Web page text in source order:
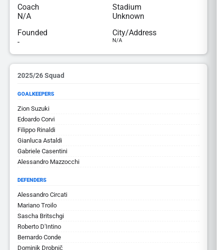
Coach
N/A
Stadium
Unknown
Founded
-
City/Address
N/A
2025/26 Squad
GOALKEEPERS
Zion Suzuki
Edoardo Corvi
Filippo Rinaldi
Gianluca Astaldi
Gabriele Casentini
Alessandro Mazzocchi
DEFENDERS
Alessandro Circati
Mariano Troilo
Sascha Britschgi
Roberto D'Intino
Bernardo Conde
Dominik Drobnič